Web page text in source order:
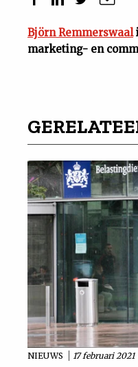
Björn Remmerswaal
marketing- en
NIEUWS 17 februari 2021